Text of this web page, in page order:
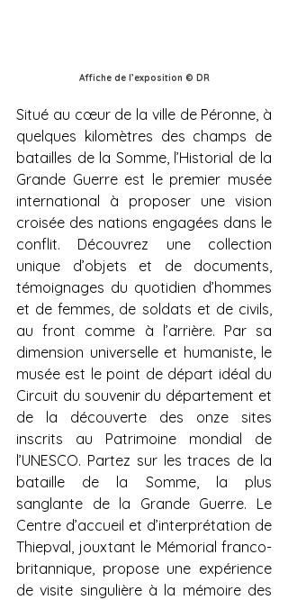
Affiche de l’exposition © DR
Situé au cœur de la ville de Péronne, à
quelques kilomètres des champs de
batailles de la Somme, l’Historial de la
Grande Guerre est le premier musée
international à proposer une vision
croisée des nations engagées dans le
conflit. Découvrez une collection
unique d’objets et de documents,
témoignages du quotidien d’hommes
et de femmes, de soldats et de civils,
au front comme à l’arrière. Par sa
dimension universelle et humaniste, le
musée est le point de départ idéal du
Circuit du souvenir du département et
de la découverte des onze sites
inscrits au Patrimoine mondial de
l’UNESCO. Partez sur les traces de la
bataille de la Somme, la plus
sanglante de la Grande Guerre. Le
Centre d’accueil et d’interprétation de
Thiepval, jouxtant le Mémorial franco-
britannique, propose une expérience
de visite singulière à la mémoire des